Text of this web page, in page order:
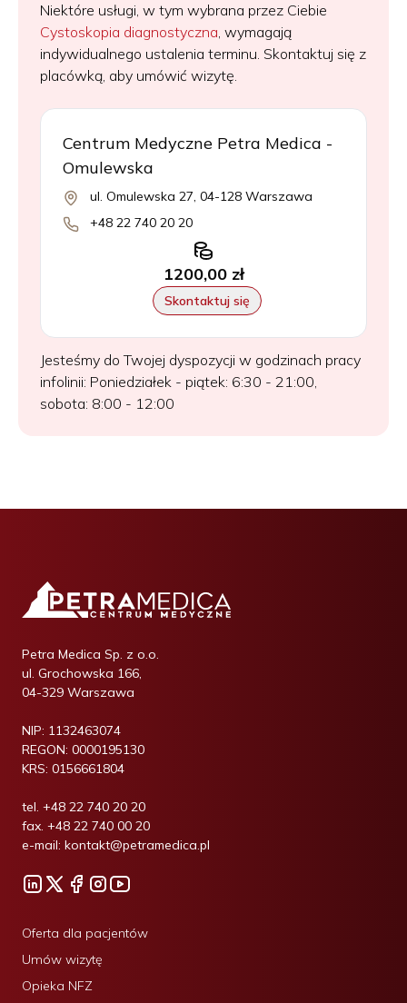
Niektóre usługi, w tym wybrana przez Ciebie
Cystoskopia diagnostyczna, wymagają
indywidualnego ustalenia terminu. Skontaktuj się z
placówką, aby umówić wizytę.
Centrum Medyczne Petra Medica -
Omulewska
ul. Omulewska 27, 04-128 Warszawa
+48 22 740 20 20
1200,00 zł
Skontaktuj się
Jesteśmy do Twojej dyspozycji w godzinach pracy
infolinii: Poniedziałek - piątek: 6:30 - 21:00,
sobota: 8:00 - 12:00
Petra Medica Sp. z o.o.
ul. Grochowska 166,
04-329 Warszawa
NIP: 1132463074
REGON: 0000195130
KRS: 0156661804
tel. +48 22 740 20 20
fax. +48 22 740 00 20
e-mail: kontakt@petramedica.pl
Oferta dla pacjentów
Umów wizytę
Opieka NFZ